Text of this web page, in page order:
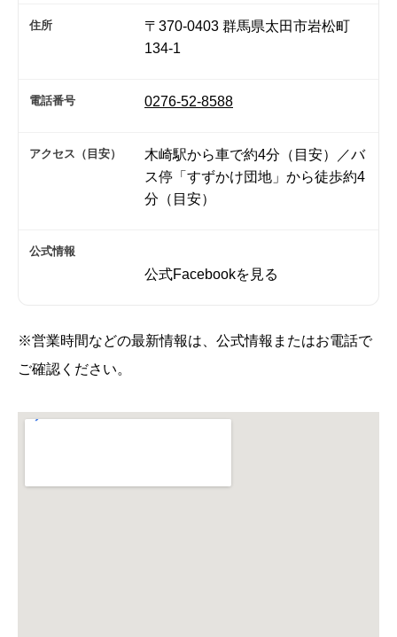
住所
〒370-0403 群馬県太田市岩松町
134-1
電話番号 0276-52-8588
アクセス（目安）
木崎駅から車で約4分（目安）／バ
ス停「すずかけ団地」から徒歩約4
分（目安）
公式情報
公式Facebookを見る
※営業時間などの最新情報は、公式情報またはお電話で
ご確認ください。